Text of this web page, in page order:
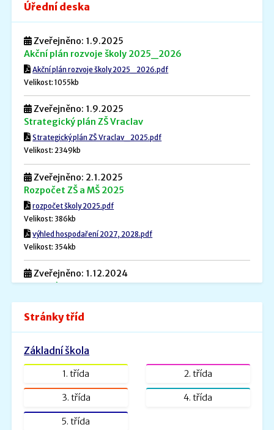
Úřední deska
Zveřejněno: 1.9.2025
Akční plán rozvoje školy 2025_2026
Akční plán rozvoje školy 2025_2026.pdf
Velikost: 1055kb
Zveřejněno: 1.9.2025
Strategický plán ZŠ Vraclav
Strategický plán ZŠ Vraclav_2025.pdf
Velikost: 2349kb
Zveřejněno: 2.1.2025
Rozpočet ZŠ a MŠ 2025
rozpočet školy 2025.pdf
Velikost: 386kb
výhled hospodaření 2027, 2028.pdf
Velikost: 354kb
Zveřejněno: 1.12.2024
Povinné informace
Povinné informace.pdf
Velikost: 240kb
ŠVP PV _ MŠ Rybička
ŠVP PV Rybička_web.doc.pdf
Zveřejněno: 31.1.2022
ŠVP - Veselá školička
Stránky tříd
Základní škola
1. třída 2. třída
3. třída 4. třída
5. třída